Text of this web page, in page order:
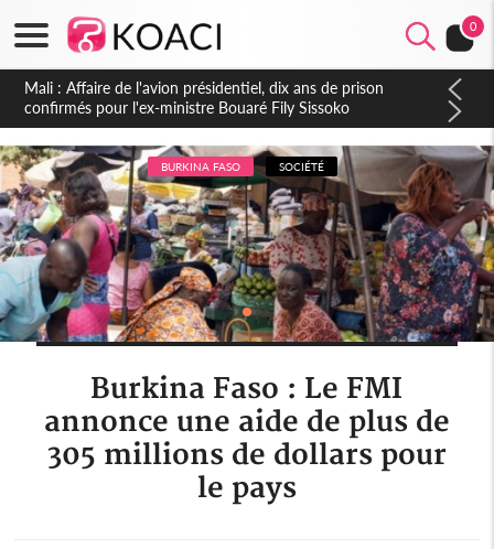
0
Nigeria : Le Togo et le Cameroun principaux acheteurs des
produits de la raffinerie Dangote en juillet
BURKINA FASO SOCIÉTÉ
Burkina Faso : Le FMI
annonce une aide de plus de
305 millions de dollars pour
le pays